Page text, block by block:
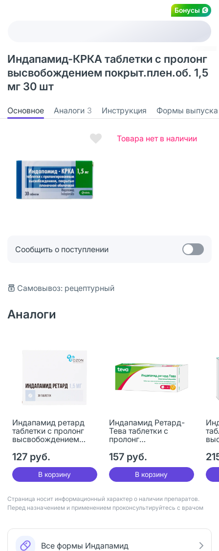
Бонусы
Индапамид-КРКА таблетки с пролонг
высвобождением покрыт.плен.об. 1,5
мг 30 шт
Основное Аналоги 3 Инструкция Формы выпуска
Товара нет в наличии
Сообщить о поступлении
Самовывоз: рецептурный
Аналоги
Индапамид ретард
таблетки с пролонг
высвобождением
30 шт
127 руб.
В корзину
Индапамид Ретард-
Тева таблетки с
пролонг
покрыт.плен.об. 1,5 мг
30 шт
157 руб.
В корзину
30
Страница носит информационный характер о наличии препаратов.
Перед назначением и применением проконсультируйтесь с врачом
Все формы Индапамид